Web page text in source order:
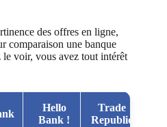
des offres en ligne,
comparaison une banque
voir, vous avez tout intérêt
Hello
Bank !
Trade
Republic